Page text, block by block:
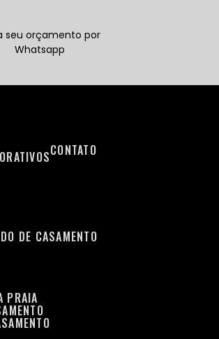
seu orçamento por
Whatsapp
CONTATO
DE CASAMENTO
PRAIA